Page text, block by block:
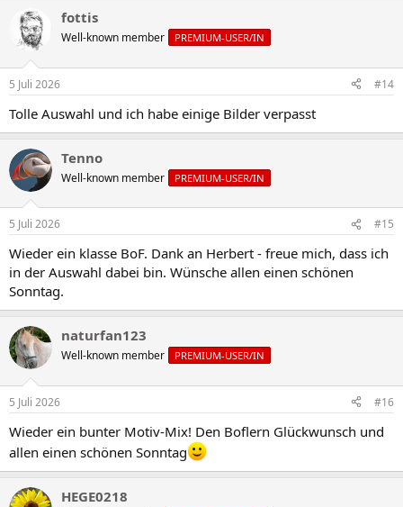
fottis
Well-known member PREMIUM-USER/IN
5 Juli 2026 #14
Tolle Auswahl und ich habe einige Bilder verpasst
Tenno
Well-known member PREMIUM-USER/IN
5 Juli 2026 #15
Wieder ein klasse BoF. Dank an Herbert - freue mich, dass ich
in der Auswahl dabei bin. Wünsche allen einen schönen
Sonntag.
naturfan123
Well-known member PREMIUM-USER/IN
5 Juli 2026 #16
Wieder ein bunter Motiv-Mix! Den Boflern Glückwunsch und
allen einen schönen Sonntag
HEGE0218